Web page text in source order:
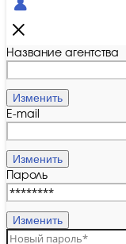
Название агентства
Изменить
E-mail
Изменить
Пароль
Изменить